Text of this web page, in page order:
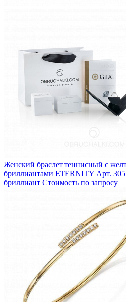
Женский браслет теннисный с
бриллиантами ETERNITY Арт.
бриллиант Стоимость по запросу